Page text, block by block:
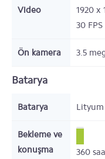
Video
1920 x
30
Ön kamera 3.5
Batarya
Batarya
Bekleme ve
konuşma
360